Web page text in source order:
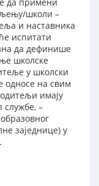
школи –
и наставника
испитати
да дефинише
школске
у школски
односе на свим
имају
–
заједнице) у